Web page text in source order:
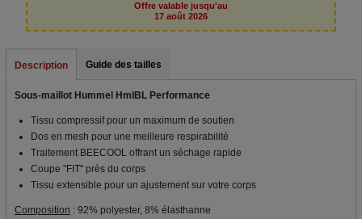
Offre valable jusqu'au
17 août 2026
Description Guide des tailles
Sous-maillot Hummel HmlBL Performance
Tissu compressif pour un maximum de soutien
Dos en mesh pour une meilleure respirabilité
Traitement BEECOOL offrant un séchage rapide
Coupe "FIT" près du corps
Tissu extensible pour un ajustement sur votre corps
Composition : 92% polyester, 8% élasthanne